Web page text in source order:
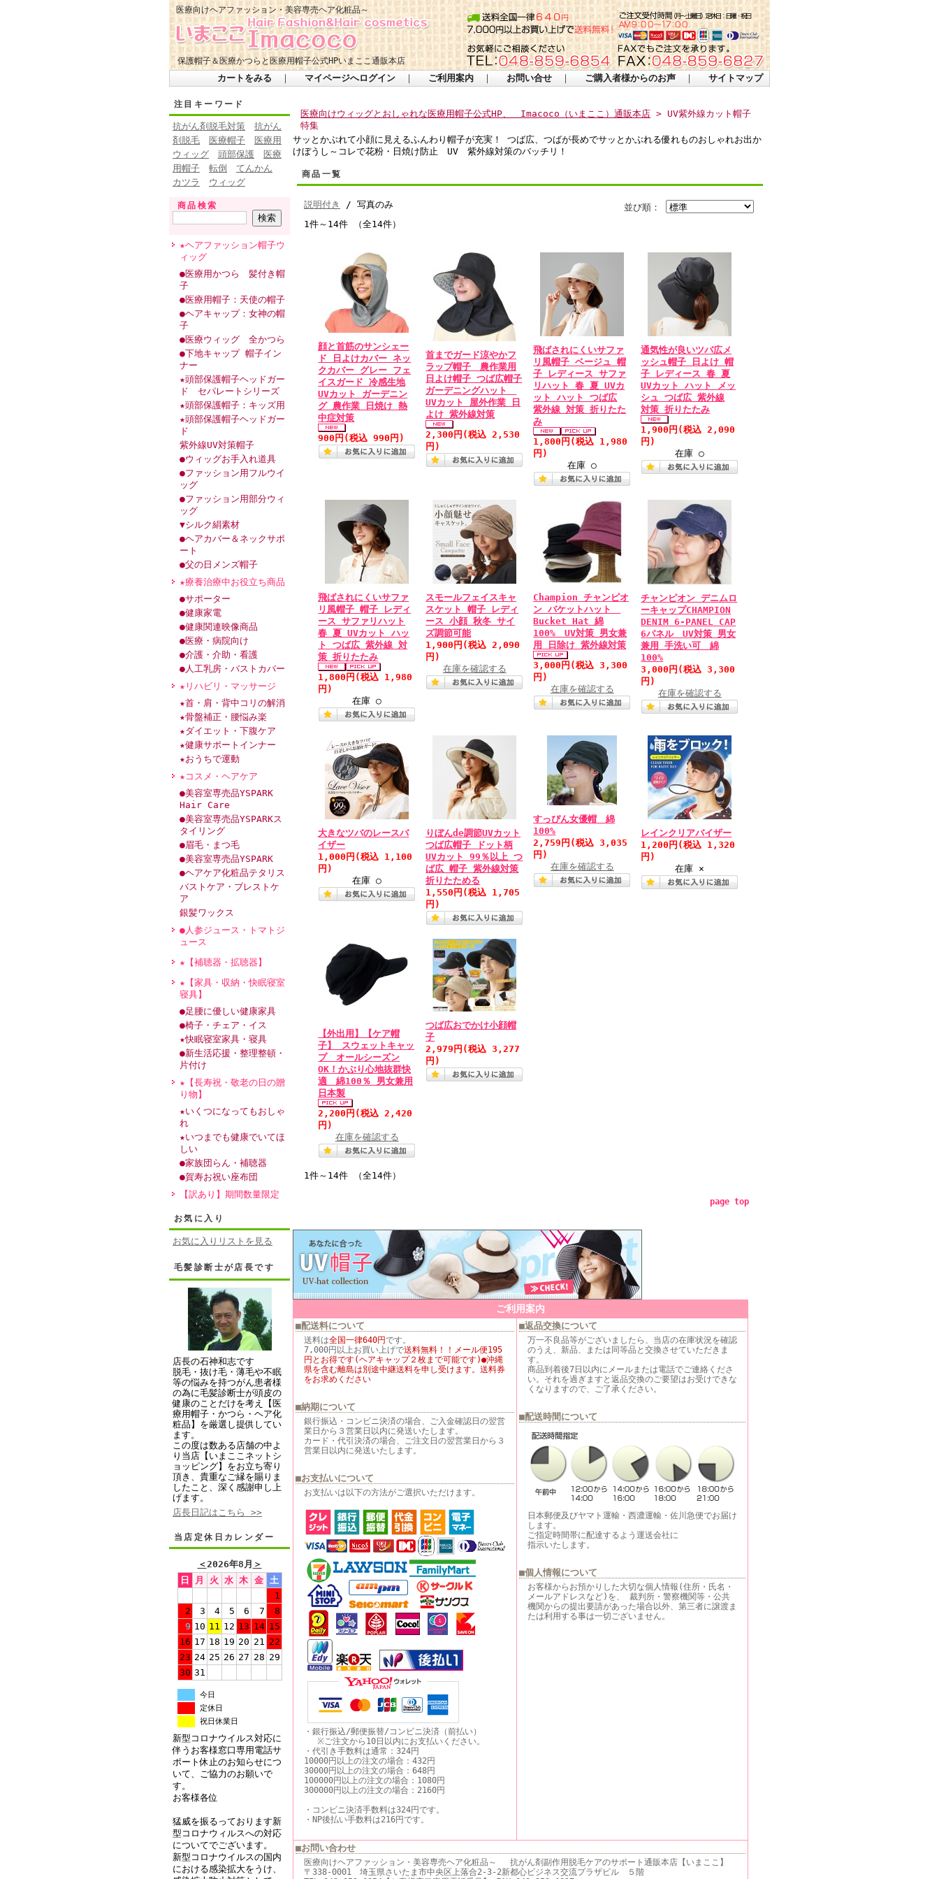
保護帽子＆医療かつらと医療用帽子公式HPいまここ通販本店
医療向けヘアファッション・美容専売ヘア化粧品～
カートをみる ｜ マイページへログイン ｜ ご利用案内 ｜ お問い合せ ｜ ご購入者様からのお声 ｜ サイトマップ
注目キーワード
抗がん剤脱毛対策
抗がん
剤脱毛
医療帽子
医療用
ウィッグ
頭部保護
医療
用帽子
転倒
てんかん
カツラ
ウィッグ
商品検索
★ヘアファッション帽子ウ
ィッグ
●医療用かつら 髪付き帽
子
●医療用帽子：天使の帽子
●ヘアキャップ：女神の帽
子
●医療ウィッグ 全かつら
●下地キャップ 帽子イン
ナー
★頭部保護帽子ヘッドガー
ド セパレートシリーズ
★頭部保護帽子：キッズ用
★頭部保護帽子ヘッドガー
ド
紫外線UV対策帽子
●ウィッグお手入れ道具
●ファッション用フルウイ
ッグ
●ファッション用部分ウィ
ッグ
▼シルク絹素材
●ヘアカバー＆ネックサポ
ート
●父の日メンズ帽子
★療養治療中お役立ち商品
●サポーター
●健康家電
●健康関連映像商品
●医療・病院向け
●介護・介助・看護
●人工乳房・バストカバー
★リハビリ・マッサージ
★首・肩・背中コリの解消
★骨盤補正・腰悩み楽
★ダイエット・下腹ケア
★健康サポートインナー
★おうちで運動
★コスメ・ヘアケア
●美容室専売品YSPARK
Hair Care
●美容室専売品YSPARKス
タイリング
●眉毛・まつ毛
●美容室専売品YSPARK
●ヘアケア化粧品テタリス
バストケア・ブレストケ
ア
銀髪ワックス
●人参ジュース・トマトジ
ュース
★【補聴器・拡聴器】
★【家具・収納・快眠寝室
寝具】
●足腰に優しい健康家具
●椅子・チェア・イス
★快眠寝室家具・寝具
●新生活応援・整理整頓・
片付け
★【長寿祝・敬老の日の贈
り物】
★いくつになってもおしゃ
れ
★いつまでも健康でいてほ
しい
●家族団らん・補聴器
●賀寿お祝い座布団
【訳あり】期間数量限定
お気に入り
お気に入りリストを見る
毛髪診断士が店長です
店長の石神和志です
脱毛・抜け毛・薄毛や不眠
等の悩みを持つがん患者様
の為に毛髪診断士が頭皮の
健康のことだけを考え【医
療用帽子・かつら・ヘア化
粧品】を厳選し提供してい
ます。
この度は数ある店舗の中よ
り当店【いまここネットシ
ョッピング】をお立ち寄り
頂き、貴重なご縁を賜りま
したこと、深く感謝申し上
げます。
店長日記はこちら >>
当店定休日カレンダー
＜2026年8月 ＞
日
月 火 水 木 金
土
1
2
3 4 5 6 7
8
9 10 11 12 13 14 15
16 17 18 19 20 21 22
23 24 25 26 27 28 29
30 31
今日
定休日
祝日休業日
新型コロナウイルス対応に
伴うお客様窓口専用電話サ
ポート休止のお知らせにつ
いて、ご協力のお願いで
す。
お客様各位
猛威を振るっております新
型コロナウィルスへの対応
についてでございます。
新型コロナウイルスの国内
における感染拡大をうけ、
医療向けウィッグとおしゃれな医療用帽子公式HP、 Imacoco（いまここ）通販本店 > UV紫外線カット帽子
特集
サッとかぶれて小顔に見えるふんわり帽子が充実！ つば広、つばが長めでサッとかぶれる優れものおしゃれお出か
けぼうし～コレで花粉・日焼け防止 UV 紫外線対策のバッチリ！
商品一覧
並び順：
説明付き
/ 写真のみ
1件～14件 （全14件）
顔と首筋のサンシェー
ド 日よけカバー ネッ
クカバー グレー フェ
イスガード 冷感生地
UVカット ガーデニン
グ 農作業 日焼け 熱
中症対策
900円 (税込 990円)
首までガード涼やかフ
ラップ帽子 農作業用
日よけ帽子 つば広帽子
ガーデニングハット
UVカット 屋外作業 日
よけ 紫外線対策
2,300円 (税込 2,530
円)
飛ばされにくいサファ
リ風帽子 ベージュ 帽
子 レディース サファ
リハット 春 夏 UVカ
ット ハット つば広
紫外線 対策 折りたた
み
1,800円 (税込 1,980
円)
在庫 ○
通気性が良いツバ広メ
ッシュ帽子 日よけ 帽
子 レディース 春 夏
UVカット ハット メッ
シュ つば広 紫外線
対策 折りたたみ
1,900円 (税込 2,090
円)
在庫 ○
飛ばされにくいサファ
リ風帽子 帽子 レディ
ース サファリハット
春 夏 UVカット ハッ
ト つば広 紫外線 対
策 折りたたみ
1,800円 (税込 1,980
円)
在庫 ○
スモールフェイスキャ
スケット 帽子 レディ
ース 小顔 秋冬 サイ
ズ調節可能
1,900円 (税込 2,090
円)
在庫を確認する
Champion チャンピオ
ン バケットハット
Bucket Hat 綿
100% UV対策 男女兼
用 日除け 紫外線対策
3,000円 (税込 3,300
円)
在庫を確認する
チャンピオン デニムロ
ーキャップCHAMPION
DENIM 6-PANEL CAP
6パネル UV対策 男女
兼用 手洗い可 綿
100%
3,000円 (税込 3,300
円)
在庫を確認する
大きなツバのレースバ
イザー
1,000円 (税込 1,100
円)
在庫 ○
りぼんde調節UVカット
つば広帽子 ドット柄
UVカット 99％以上 つ
ば広 帽子 紫外線対策
折りたためる
1,550円 (税込 1,705
円)
すっぴん女優帽 綿
100%
2,759円 (税込 3,035
円)
在庫を確認する
レインクリアバイザー
1,200円 (税込 1,320
円)
在庫 ×
【外出用】【ケア帽
子】 スウェットキャッ
プ オールシーズン
OK！かぶり心地抜群快
適 綿100％ 男女兼用
日本製
2,200円 (税込 2,420
円)
在庫を確認する
つば広おでかけ小顔帽
子
2,979円 (税込 3,277
円)
1件～14件 （全14件）
page top
ご利用案内
■配送料について
送料は全国一律640円です。
7,000円以上お買い上げで送料無料！！メール便195
円とお得です(ヘアキャップ２枚まで可能です)●沖縄
県を含む離島は別途中継送料を申し受けます。送料券
をお求めください
■納期について
銀行振込・コンビニ決済の場合、ご入金確認日の翌営
業日から３営業日以内に発送いたします。
カード・代引決済の場合、ご注文日の翌営業日から３
営業日以内に発送いたします。
■お支払いについて
お支払いは以下の方法がご選択いただけます。
・銀行振込/郵便振替/コンビニ決済（前払い）
※ご注文から10日以内にお支払いください。
・代引き手数料は通常：324円
10000円以上の注文の場合：432円
30000円以上の注文の場合：648円
100000円以上の注文の場合：1080円
300000円以上の注文の場合：2160円
・コンビニ決済手数料は324円です。
・NP後払い手数料は216円です。
■返品交換について
万一不良品等がございましたら、当店の在庫状況を確認
のうえ、新品、または同等品と交換させていただきま
す。
商品到着後7日以内にメールまたは電話でご連絡くださ
い。それを過ぎますと返品交換のご要望はお受けできな
くなりますので、ご了承ください。
■配送時間について
日本郵便及びヤマト運輸・西濃運輸・佐川急便でお届け
します。
ご指定時間帯に配達するよう運送会社に
指示いたします。
■個人情報について
お客様からお預かりした大切な個人情報(住所・氏名・
メールアドレスなど)を、 裁判所・警察機関等・公共
機関からの提出要請があった場合以外、第三者に譲渡ま
たは利用する事は一切ございません。
■お問い合わせ
医療向けヘアファッション・美容専売ヘア化粧品～ 抗がん剤副作用脱毛ケアのサポート通販本店【いまここ】
〒338-0001 埼玉県さいたま市中央区上落合2-3-2新都心ビジネス交流プラザビル ５階